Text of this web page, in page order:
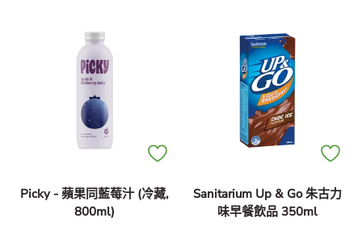
Picky - 蘋果同藍莓汁 (冷藏,
800ml)
Sanitarium Up & Go 朱古力
味早餐飲品 350ml